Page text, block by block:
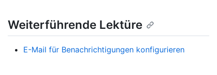
Weiterführende Lektüre
E-Mail für Benachrichtigungen konfigurieren